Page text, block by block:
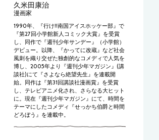
久米田康治
漫画家
1990年、『行け!!南国アイスホッケー部』で
『第27回小学館新人コミック大賞』を受賞
し、同作で『週刊少年サンデー』（小学館）
デビュー。以降、『かってに改蔵』など社会
風刺を織り交ぜた独創的なコメディで人気を
博し、2005年より『週刊少年マガジン』(講
談社)にて『さよなら絶望先生』を連載開
始。同作は『第31回講談社漫画賞』を受賞
し、テレビアニメ化され、さらなる大ヒット
に。現在『週刊少年マガジン』にて、時間を
テーマにしたコメディ『せっかち伯爵と時間
どろぼう』を連載中。